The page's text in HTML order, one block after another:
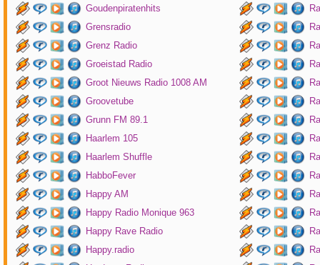
Goudenpiratenhits
Grensradio
Grenz Radio
Groeistad Radio
Groot Nieuws Radio 1008 AM
Groovetube
Grunn FM 89.1
Haarlem 105
Haarlem Shuffle
HabboFever
Happy AM
Happy Radio Monique 963
Happy Rave Radio
Happy.radio